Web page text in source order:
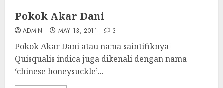
Pokok Akar Dani
ADMIN MAY 13, 2011 3
Pokok Akar Dani atau nama saintifiknya
Quisqualis indica juga dikenali dengan nama
‘chinese honeysuckle’...